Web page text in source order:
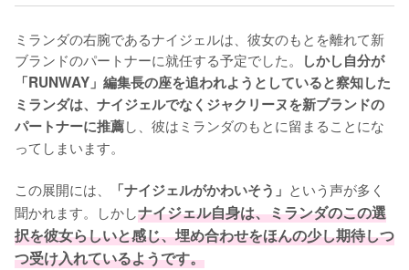
ミランダの右腕であるナイジェルは、彼女のもとを離れて新
ブランドのパートナーに就任する予定でした。
しかし自分が
「RUNWAY」編集長の座を追われようとしていると察知した
ミランダは、ナイジェルでなくジャクリーヌを新ブランドの
パートナーに推薦し、彼はミランダのもとに留まることにな
ってしまいます。
この展開には、 「ナイジェルがかわいそう」 という声が多く
聞かれます。しかしナイジェル自身は、ミランダのこの選
択を彼女らしいと感じ、埋め合わせをほんの少し期待しつ
つ受け入れているようです。